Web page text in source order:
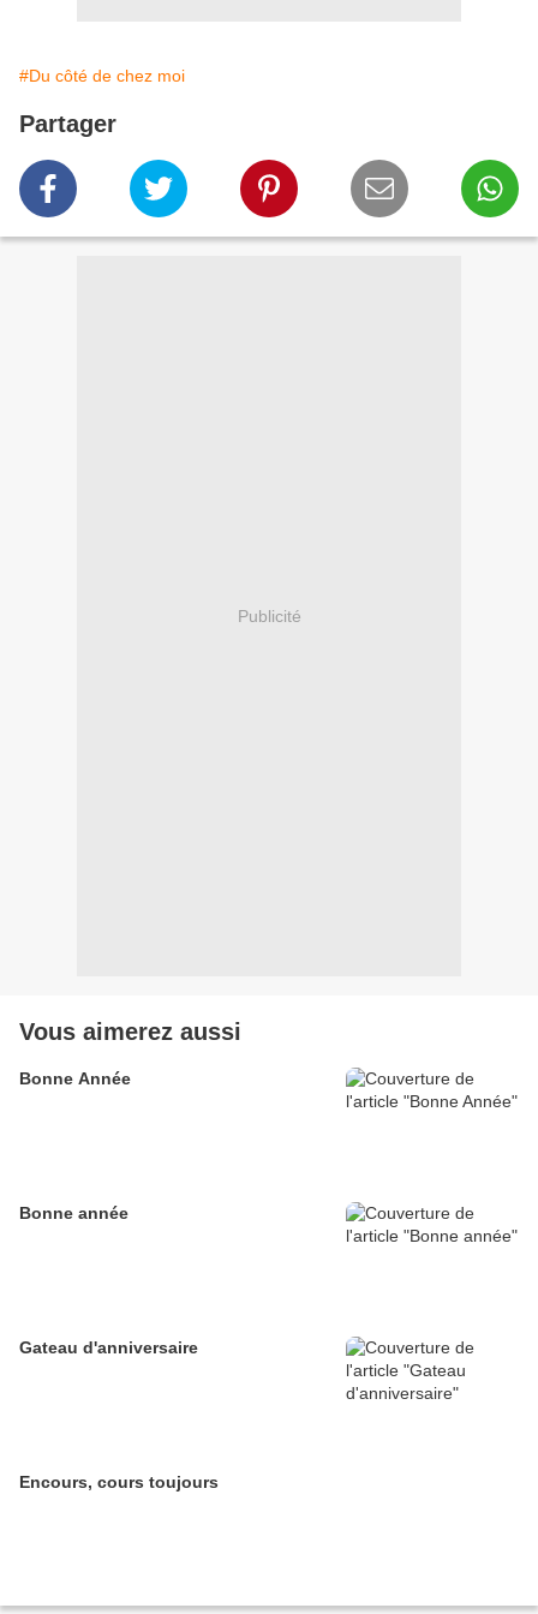
#Du côté de chez moi
Partager
Publicité
Vous aimerez aussi
Bonne Année
Bonne année
Gateau d'anniversaire
Encours, cours toujours